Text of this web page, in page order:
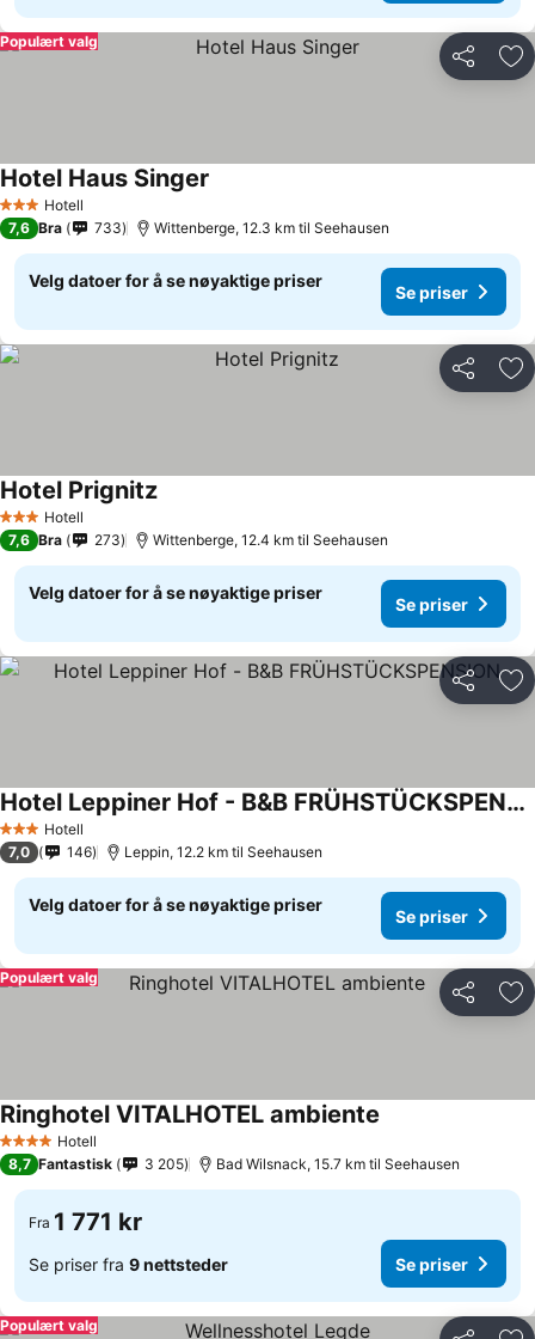
Del
Populært valg
3 StjernerHotell
Hotel Haus Singer
7,6 Bra 733 Wittenberge, 12.3 km til Seehausen
Velg datoer for å se nøyaktige priser
Se priser
Del
3 StjernerHotell
Hotel Prignitz
7,6 Bra 273 Wittenberge, 12.4 km til Seehausen
Velg datoer for å se nøyaktige priser
Se priser
Del
3 StjernerHotell
Hotel Leppiner Hof - B&B FRÜHSTÜCKSPENSION
7,0 146 Leppin, 12.2 km til Seehausen
Velg datoer for å se nøyaktige priser
Se priser
Del
Populært valg
4 StjernerHotell
Ringhotel VITALHOTEL ambiente
8,7 Fantastisk 3 205 Bad Wilsnack, 15.7 km til Seehausen
Fra 1 771 kr
Se priser fra 9 nettsteder Se priser
Populært valg